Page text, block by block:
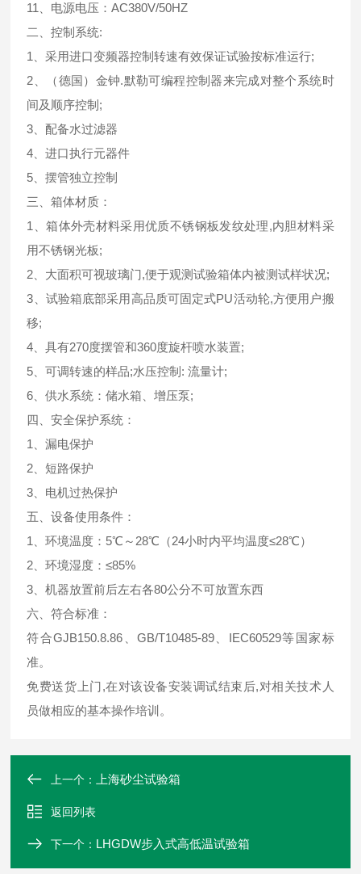
11、电源电压：AC380V/50HZ
二、控制系统:
1、采用进口变频器控制转速有效保证试验按标准运行;
2、（德国）金钟.默勒可编程控制器来完成对整个系统时
间及顺序控制;
3、配备水过滤器
4、进口执行元器件
5、摆管独立控制
三、箱体材质：
1、箱体外壳材料采用优质不锈钢板发纹处理,内胆材料采
用不锈钢光板;
2、大面积可视玻璃门,便于观测试验箱体内被测试样状况;
3、试验箱底部采用高品质可固定式PU活动轮,方便用户搬
移;
4、具有270度摆管和360度旋杆喷水装置;
5、可调转速的样品;水压控制: 流量计;
6、供水系统：储水箱、增压泵;
四、安全保护系统：
1、漏电保护
2、短路保护
3、电机过热保护
五、设备使用条件：
1、环境温度：5℃～28℃（24小时内平均温度≤28℃）
2、环境湿度：≤85%
3、机器放置前后左右各80公分不可放置东西
六、符合标准：
符合GJB150.8.86、GB/T10485-89、IEC60529等国家标
准。
免费送货上门,在对该设备安装调试结束后,对相关技术人
员做相应的基本操作培训。
上一个： 上海砂尘试验箱
返回列表
下一个： LHGDW步入式高低温试验箱